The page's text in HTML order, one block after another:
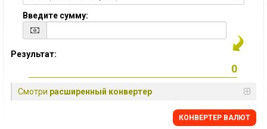
Введите сумму:
Результат:
Смотри расширенный конвертер
КОНВЕРТЕР ВАЛЮТ